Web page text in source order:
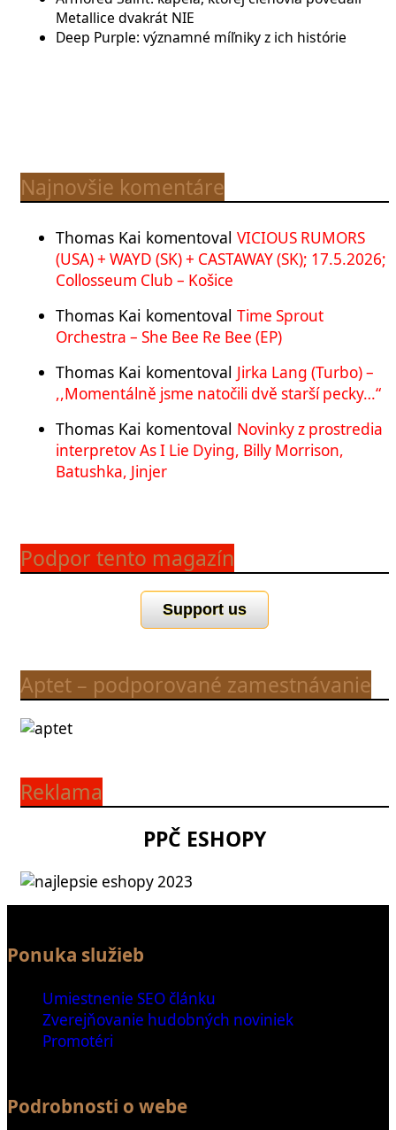
Metallice dvakrát NIE
Deep Purple: významné míľniky z ich histórie
Najnovšie komentáre
Thomas Kai komentoval VICIOUS RUMORS
(USA) + WAYD (SK) + CASTAWAY (SK); 17.5.2026;
Collosseum Club – Košice
Thomas Kai komentoval Time Sprout
Orchestra – She Bee Re Bee (EP)
Thomas Kai komentoval Jirka Lang (Turbo) –
,,Momentálně jsme natočili dvě starší pecky…“
Thomas Kai komentoval Novinky z prostredia
interpretov As I Lie Dying, Billy Morrison,
Batushka, Jinjer
Podpor tento magazín
Support us
Aptet – podporované zamestnávanie
Reklama
PPČ ESHOPY
Ponuka služieb
Umiestnenie SEO článku
Zverejňovanie hudobných noviniek
Promotéri
Podrobnosti o webe